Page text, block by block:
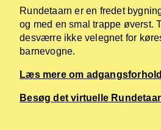
Rundetaarn er en fredet
og med en smal trappe øverst.
desværre ikke velegnet for
barnevogne.
Læs mere om
Besøg det virtuelle